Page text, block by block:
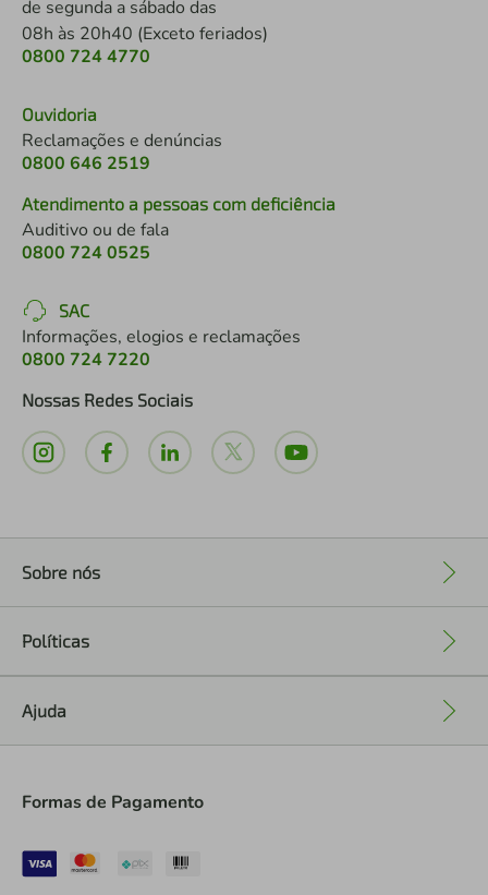
de segunda a sábado das
08h às 20h40 (Exceto feriados)
0800 724 4770
Ouvidoria
Reclamações e denúncias
0800 646 2519
Atendimento a pessoas com deficiência
Auditivo ou de fala
0800 724 0525
SAC
Informações, elogios e reclamações
0800 724 7220
Nossas Redes Sociais
Sobre nós
Políticas
Ajuda
Formas de Pagamento